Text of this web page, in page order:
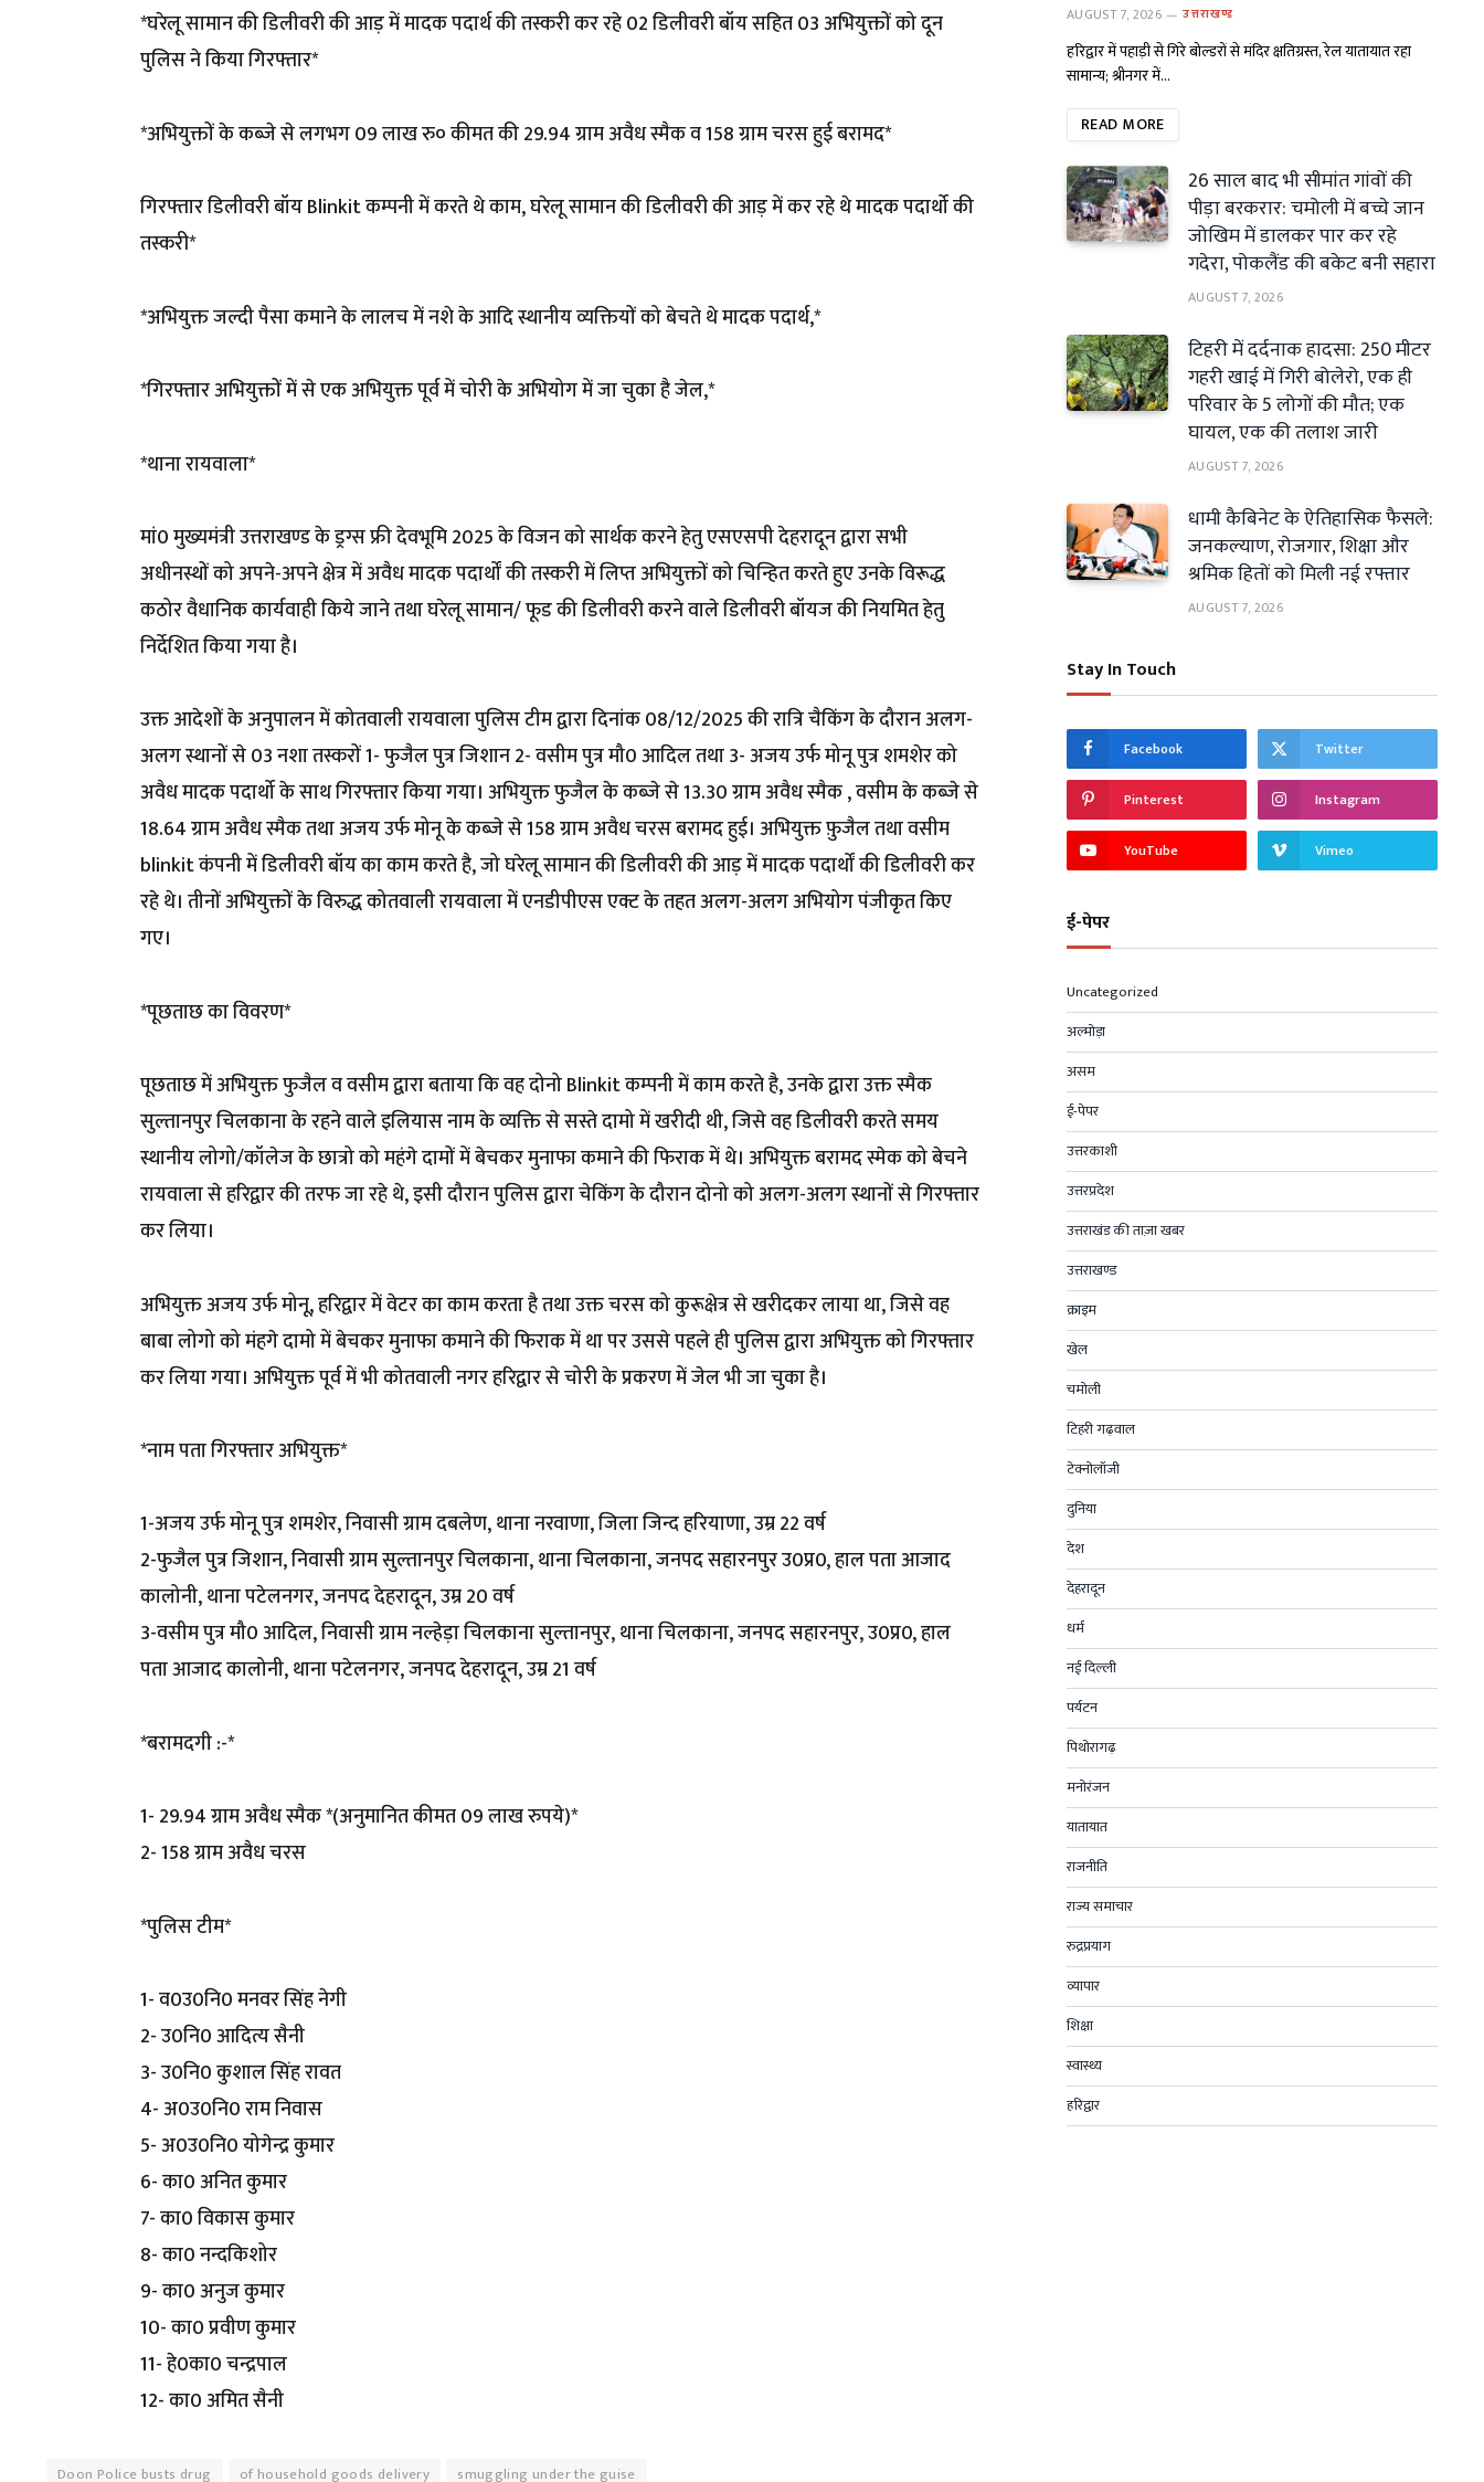
*घरेलू सामान की डिलीवरी की आड़ में मादक पदार्थ की तस्करी कर रहे 02 डिलीवरी बॉय सहित 03 अभियुक्तों को दून
पुलिस ने किया गिरफ्तार*
*अभियुक्तों के कब्जे से लगभग 09 लाख रु० कीमत की 29.94 ग्राम अवैध स्मैक व 158 ग्राम चरस हुई बरामद*
गिरफ्तार डिलीवरी बॉय Blinkit कम्पनी में करते थे काम, घरेलू सामान की डिलीवरी की आड़ में कर रहे थे मादक पदार्थो की
तस्करी*
*अभियुक्त जल्दी पैसा कमाने के लालच में नशे के आदि स्थानीय व्यक्तियों को बेचते थे मादक पदार्थ,*
*गिरफ्तार अभियुक्तों में से एक अभियुक्त पूर्व में चोरी के अभियोग में जा चुका है जेल,*
*थाना रायवाला*
मां0 मुख्यमंत्री उत्तराखण्ड के ड्रग्स फ्री देवभूमि 2025 के विजन को सार्थक करने हेतु एसएसपी देहरादून द्वारा सभी
अधीनस्थों को अपने-अपने क्षेत्र में अवैध मादक पदार्थों की तस्करी में लिप्त अभियुक्तों को चिन्हित करते हुए उनके विरूद्ध
कठोर वैधानिक कार्यवाही किये जाने तथा घरेलू सामान/ फूड की डिलीवरी करने वाले डिलीवरी बॉयज की नियमित हेतु
निर्देशित किया गया है।
उक्त आदेशों के अनुपालन में कोतवाली रायवाला पुलिस टीम द्वारा दिनांक 08/12/2025 की रात्रि चैकिंग के दौरान अलग-
अलग स्थानों से 03 नशा तस्करों 1- फुजैल पुत्र जिशान 2- वसीम पुत्र मौ0 आदिल तथा 3- अजय उर्फ मोनू पुत्र शमशेर को
अवैध मादक पदार्थो के साथ गिरफ्तार किया गया। अभियुक्त फुजैल के कब्जे से 13.30 ग्राम अवैध स्मैक , वसीम के कब्जे से
18.64 ग्राम अवैध स्मैक तथा अजय उर्फ मोनू के कब्जे से 158 ग्राम अवैध चरस बरामद हुई। अभियुक्त फ़ुजैल तथा वसीम
blinkit कंपनी में डिलीवरी बॉय का काम करते है, जो घरेलू सामान की डिलीवरी की आड़ में मादक पदार्थों की डिलीवरी कर
रहे थे। तीनों अभियुक्तों के विरुद्ध कोतवाली रायवाला में एनडीपीएस एक्ट के तहत अलग-अलग अभियोग पंजीकृत किए
गए।
*पूछताछ का विवरण*
पूछताछ में अभियुक्त फुजैल व वसीम द्वारा बताया कि वह दोनो Blinkit कम्पनी में काम करते है, उनके द्वारा उक्त स्मैक
सुल्तानपुर चिलकाना के रहने वाले इलियास नाम के व्यक्ति से सस्ते दामो में खरीदी थी, जिसे वह डिलीवरी करते समय
स्थानीय लोगो/कॉलेज के छात्रो को महंगे दामों में बेचकर मुनाफा कमाने की फिराक में थे। अभियुक्त बरामद स्मेक को बेचने
रायवाला से हरिद्वार की तरफ जा रहे थे, इसी दौरान पुलिस द्वारा चेकिंग के दौरान दोनो को अलग-अलग स्थानों से गिरफ्तार
कर लिया।
अभियुक्त अजय उर्फ मोनू, हरिद्वार में वेटर का काम करता है तथा उक्त चरस को कुरूक्षेत्र से खरीदकर लाया था, जिसे वह
बाबा लोगो को मंहगे दामो में बेचकर मुनाफा कमाने की फिराक में था पर उससे पहले ही पुलिस द्वारा अभियुक्त को गिरफ्तार
कर लिया गया। अभियुक्त पूर्व में भी कोतवाली नगर हरिद्वार से चोरी के प्रकरण में जेल भी जा चुका है।
*नाम पता गिरफ्तार अभियुक्त*
1-अजय उर्फ मोनू पुत्र शमशेर, निवासी ग्राम दबलेण, थाना नरवाणा, जिला जिन्द हरियाणा, उम्र 22 वर्ष
2-फुजैल पुत्र जिशान, निवासी ग्राम सुल्तानपुर चिलकाना, थाना चिलकाना, जनपद सहारनपुर उ0प्र0, हाल पता आजाद
कालोनी, थाना पटेलनगर, जनपद देहरादून, उम्र 20 वर्ष
3-वसीम पुत्र मौ0 आदिल, निवासी ग्राम नल्हेड़ा चिलकाना सुल्तानपुर, थाना चिलकाना, जनपद सहारनपुर, उ0प्र0, हाल
पता आजाद कालोनी, थाना पटेलनगर, जनपद देहरादून, उम्र 21 वर्ष
*बरामदगी :-*
1- 29.94 ग्राम अवैध स्मैक *(अनुमानित कीमत 09 लाख रुपये)*
2- 158 ग्राम अवैध चरस
*पुलिस टीम*
1- व0उ0नि0 मनवर सिंह नेगी
2- उ0नि0 आदित्य सैनी
3- उ0नि0 कुशाल सिंह रावत
4- अ0उ0नि0 राम निवास
5- अ0उ0नि0 योगेन्द्र कुमार
6- का0 अनित कुमार
7- का0 विकास कुमार
8- का0 नन्दकिशोर
9- का0 अनुज कुमार
10- का0 प्रवीण कुमार
11- हे0का0 चन्द्रपाल
12- का0 अमित सैनी
Doon Police busts drug of household goods delivery smuggling under the guise
AUGUST 7, 2026 उत्तराखण्ड
हरिद्वार में पहाड़ी से गिरे बोल्डरों से मंदिर क्षतिग्रस्त, रेल यातायात रहा
सामान्य; श्रीनगर में…
READ MORE
26 साल बाद भी सीमांत गांवों की
पीड़ा बरकरार: चमोली में बच्चे जान
जोखिम में डालकर पार कर रहे
गदेरा, पोकलैंड की बकेट बनी सहारा
AUGUST 7, 2026
टिहरी में दर्दनाक हादसा: 250 मीटर
गहरी खाई में गिरी बोलेरो, एक ही
परिवार के 5 लोगों की मौत; एक
घायल, एक की तलाश जारी
AUGUST 7, 2026
धामी कैबिनेट के ऐतिहासिक फैसले:
जनकल्याण, रोजगार, शिक्षा और
श्रमिक हितों को मिली नई रफ्तार
AUGUST 7, 2026
Stay In Touch
Facebook Twitter
Pinterest Instagram
YouTube Vimeo
ई-पेपर
Uncategorized
अल्मोड़ा
असम
ई-पेपर
उत्तरकाशी
उत्तरप्रदेश
उत्तराखंड की ताज़ा खबर
उत्तराखण्ड
क्राइम
खेल
चमोली
टिहरी गढ़वाल
टेक्नोलॉजी
दुनिया
देश
देहरादून
धर्म
नई दिल्ली
पर्यटन
पिथोरागढ़
मनोरंजन
यातायात
राजनीति
राज्य समाचार
रुद्रप्रयाग
व्यापार
शिक्षा
स्वास्थ्य
हरिद्वार